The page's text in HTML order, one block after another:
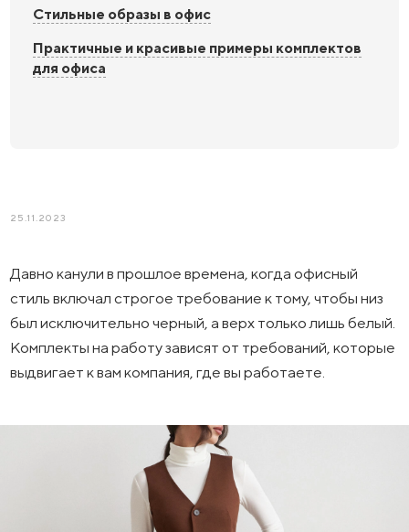
Стильные образы в офис
Практичные и красивые примеры комплектов
для офиса
25.11.2023
Давно канули в прошлое времена, когда офисный
стиль включал строгое требование к тому, чтобы низ
был исключительно черный, а верх только лишь белый.
Комплекты на работу зависят от требований, которые
выдвигает к вам компания, где вы работаете.